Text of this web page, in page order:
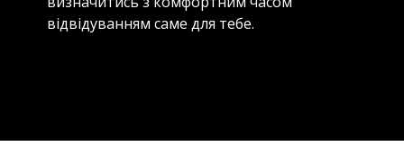
відвідуванням саме для тебе.